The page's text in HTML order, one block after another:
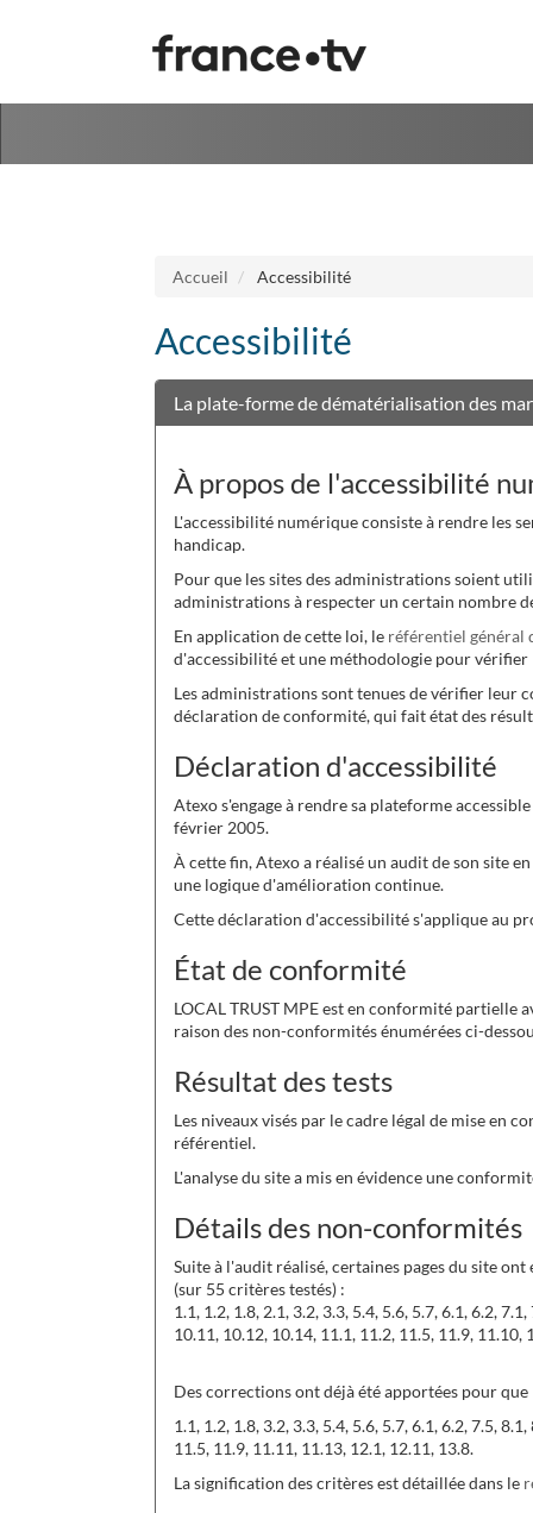
Accueil Accessibilité
Accessibilité
La plate-forme de dématérialisation des
À propos de l'accessibilité
L'accessibilité numérique consiste à rendre les
handicap.
Pour que les sites des administrations soient
administrations à respecter un certain nombre
En application de cette loi, le référentiel général
d'accessibilité et une méthodologie pour
Les administrations sont tenues de vérifier leur
déclaration de conformité, qui fait état des
Déclaration d'accessibilité
Atexo s'engage à rendre sa plateforme
février 2005.
À cette fin, Atexo a réalisé un audit de son site
une logique d'amélioration continue.
Cette déclaration d'accessibilité s'applique au
État de conformité
LOCAL TRUST MPE est en conformité
raison des non-conformités énumérées ci-
Résultat des tests
Les niveaux visés par le cadre légal de mise en
référentiel.
L'analyse du site a mis en évidence une
Détails des non-conformités
Suite à l'audit réalisé, certaines pages du site
(sur 55 critères testés) :
1.1, 1.2, 1.8, 2.1, 3.2, 3.3, 5.4, 5.6, 5.7, 6.1, 6.2,
10.11, 10.12, 10.14, 11.1, 11.2, 11.5, 11.9, 11.10,
Des corrections ont déjà été apportées pour
1.1, 1.2, 1.8, 3.2, 3.3, 5.4, 5.6, 5.7, 6.1, 6.2, 7.5,
11.5, 11.9, 11.11, 11.13, 12.1, 12.11, 13.8.
La signification des critères est détaillée dans le